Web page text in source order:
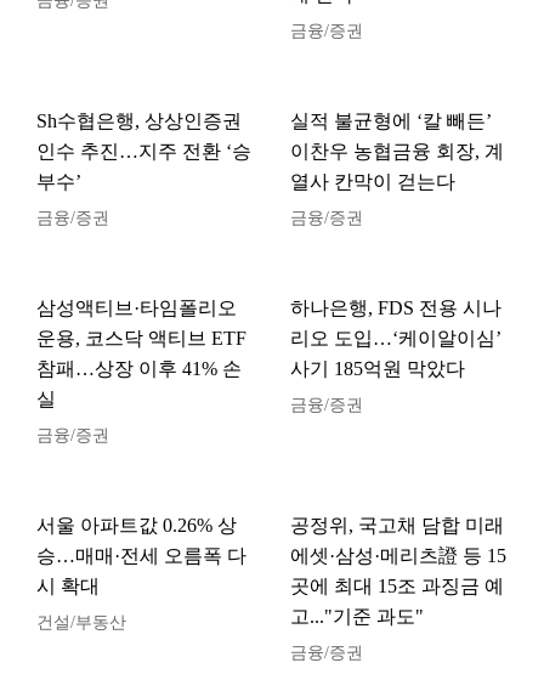
금융/증권
Sh수협은행, 상상인증권
인수 추진…지주 전환 ‘승
부수’
금융/증권
실적 불균형에 ‘칼 빼든’
이찬우 농협금융 회장, 계
열사 칸막이 걷는다
금융/증권
삼성액티브·타임폴리오
운용, 코스닥 액티브 ETF
참패…상장 이후 41% 손
실
금융/증권
하나은행, FDS 전용 시나
리오 도입…‘케이알이심’
사기 185억원 막았다
금융/증권
서울 아파트값 0.26% 상
승…매매·전세 오름폭 다
시 확대
건설/부동산
공정위, 국고채 담합 미래
에셋·삼성·메리츠證 등 15
곳에 최대 15조 과징금 예
고..."기준 과도"
금융/증권